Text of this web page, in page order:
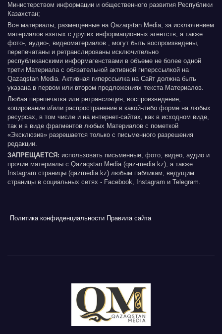
Министерством информации и общественного развития Республики
Казахстан;
Все материалы, размещенные на Qazaqstan Media, за исключением
материалов взятых с других информационных агентств, а также
фото-, аудио-, видеоматериалов , могут быть воспроизведены,
перепечатаны и ретранслированы исключительно
республиканскими информагенствами в объеме не более одной
трети Материала с обязательной активной гиперссылкой на
Qazaqstan Media. Активная гиперссылка на Сайт должна быть
указана в первом или втором предложениях текста Материалов.
Любая перепечатка или ретрансляция, воспроизведение,
копирование и/или распространение в какой-либо форме на любых
ресурсах, в том числе и на интернет-сайтах, как в исходном виде,
так и в виде фрагментов любых Материалов с пометкой
«Эксклюзив» разрешается только с письменного разрешения
редакции.
ЗАПРЕЩАЕТСЯ: использовать письменные, фото, видео, аудио и
прочие материалы с Qazaqstan Media (qaz-media.kz), а также
Instagram страницы (qazmedia.kz) любым пабликам, ведущим
страницы в социальных сетях - Facebook, Instagram и Telegram.
Политика конфиденциальности Правила сайта